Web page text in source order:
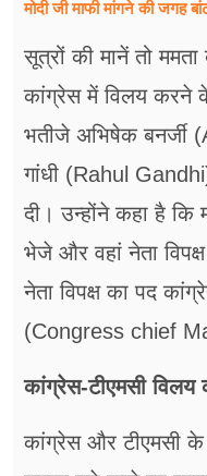
मोदी जी माफी मांगने की जगह
सूत्रों की मानें तो
कांग्रेस में विलय करने
भतीजे अभिषेक बनर्जी
गांधी (Rahul
दी। उन्होंने कहा है कि
भेजे और वहां नेता
नेता विपक्ष का पद
(Congress chief
कांग्रेस-टीएमसी विलय
कांग्रेस और टीएमसी के